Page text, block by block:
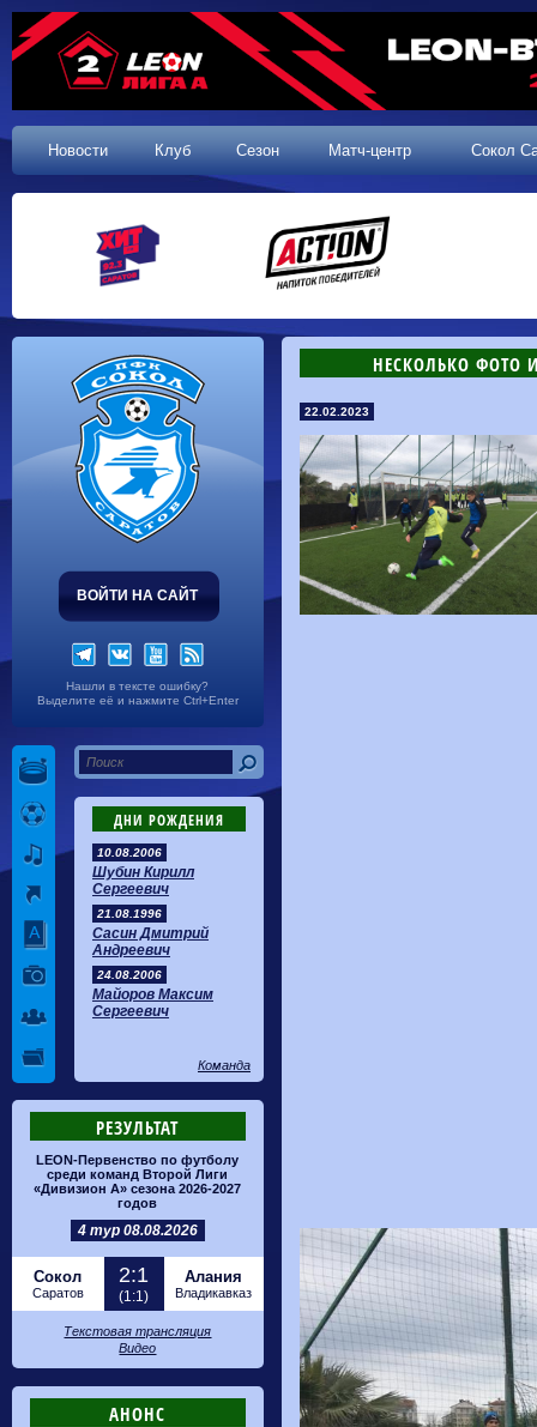
Новости Клуб Сезон Матч-центр Сокол
ВОЙТИ НА САЙТ
Нашли в тексте ошибку?
Выделите её и нажмите Ctrl+Enter
ДНИ РОЖДЕНИЯ
10.08.2006
Шубин Кирилл
Сергеевич
21.08.1996
Сасин Дмитрий
Андреевич
24.08.2006
Майоров Максим
Сергеевич
Команда
РЕЗУЛЬТАТ
LEON-Первенство по футболу
среди команд Второй Лиги
«Дивизион А» сезона 2026-2027
годов
4 тур 08.08.2026
Сокол
Саратов
2:1
(1:1)
Алания
Владикавказ
Текстовая трансляция
Видео
АНОНС
НЕСКОЛЬКО ФОТО
22.02.2023